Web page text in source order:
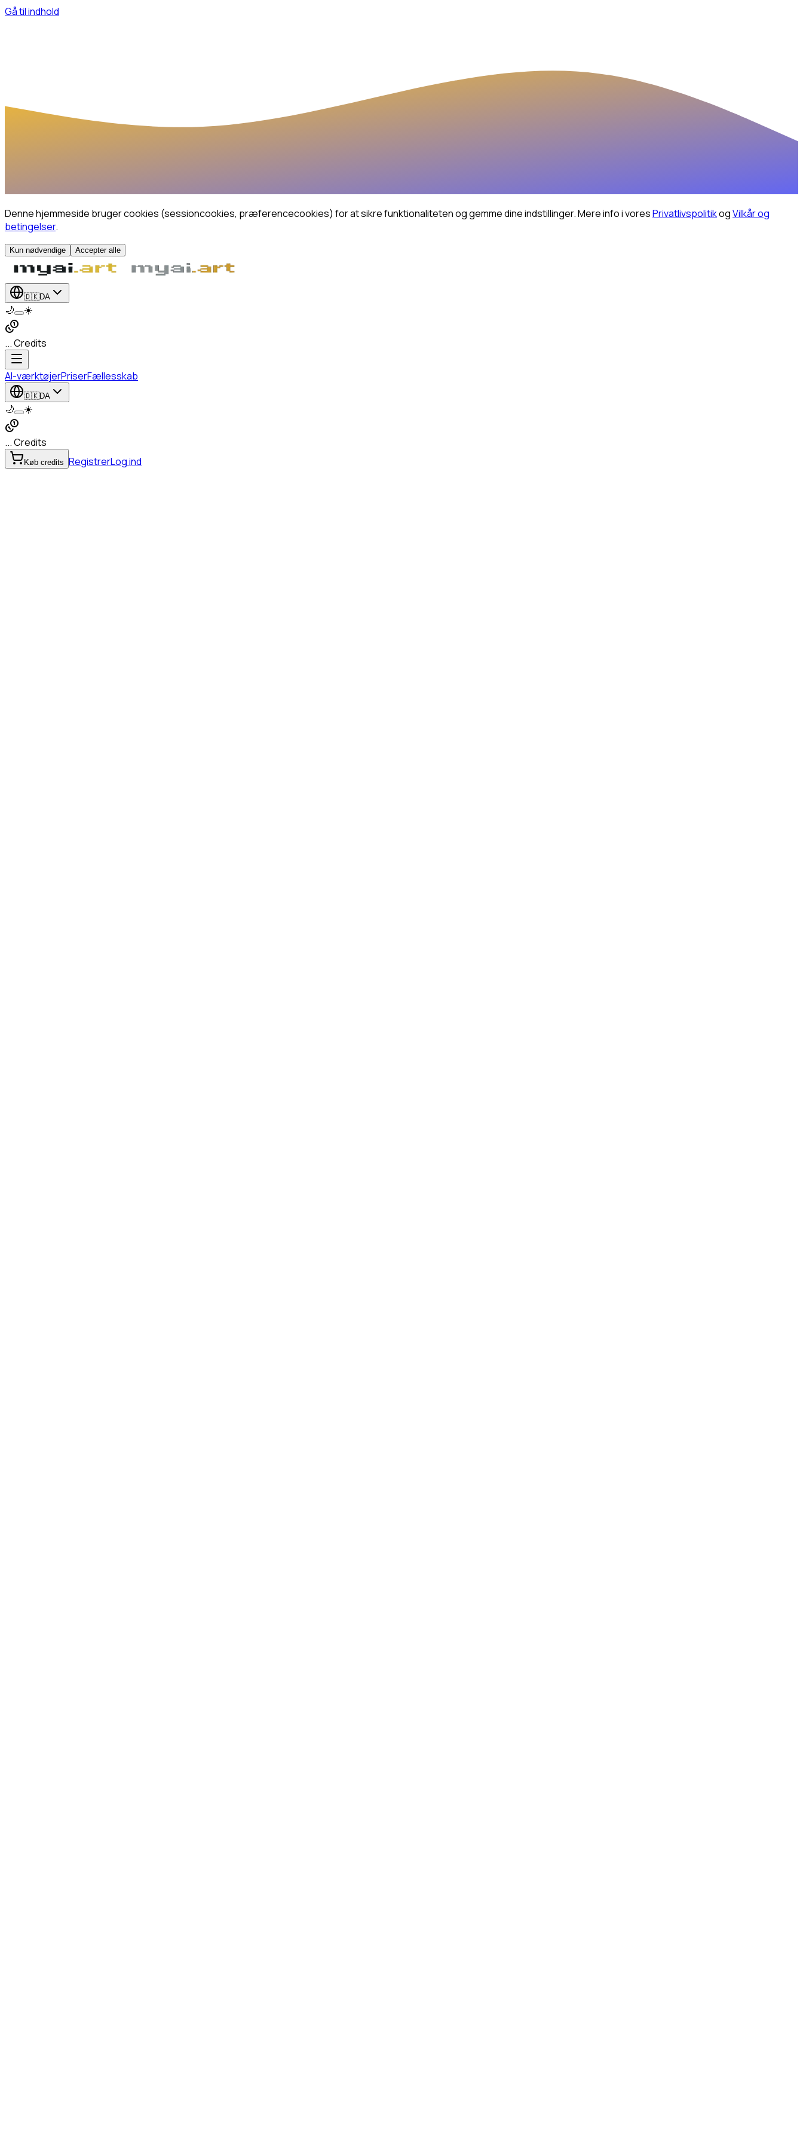
Gå til indhold
Denne hjemmeside bruger cookies (sessioncookies, præferencecookies) for at sikre funktionaliteten og gemme dine indstillinger.Mere info i voresPrivatlivspolitikogVilkår og
betingelser.
Kun nødvendige Accepter alle
🇩🇰DA
🌙 ☀️
... Credits
AI-værktøjerPriserFællesskab
🇩🇰DA
🌙 ☀️
... Credits
Køb credits RegistrerLog ind